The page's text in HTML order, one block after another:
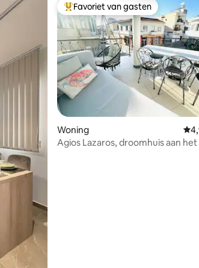
Topfavoriet van gasten
Favoriet van gasten
Woning
Agios Lazaros, droomhuis aan